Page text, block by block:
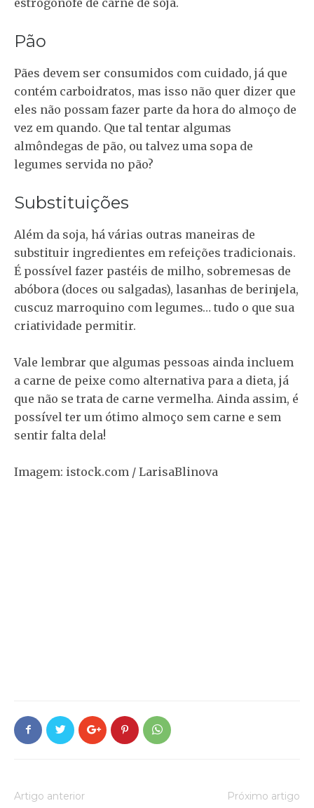
Pão
Pães devem ser consumidos com cuidado, já que
contém carboidratos, mas isso não quer dizer que
eles não possam fazer parte da hora do almoço de
vez em quando. Que tal tentar algumas
almôndegas de pão, ou talvez uma sopa de
legumes servida no pão?
Substituições
Além da soja, há várias outras maneiras de
substituir ingredientes em refeições tradicionais.
É possível fazer pastéis de milho, sobremesas de
abóbora (doces ou salgadas), lasanhas de berinjela,
cuscuz marroquino com legumes… tudo o que sua
criatividade permitir.
Vale lembrar que algumas pessoas ainda incluem
a carne de peixe como alternativa para a dieta, já
que não se trata de carne vermelha. Ainda assim, é
possível ter um ótimo almoço sem carne e sem
sentir falta dela!
Imagem: istock.com / LarisaBlinova
Artigo anterior Próximo artigo